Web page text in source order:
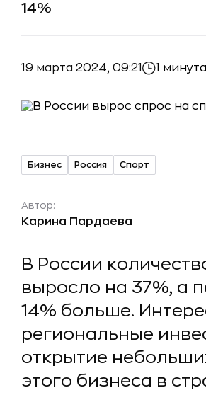
14%
19 марта 2024, 09:21 1 минута
Бизнес Россия Спорт
Автор:
Карина Пардаева
В России
выросло на 37%, а
14% больше.
региональные
открытие
этого бизнеса в